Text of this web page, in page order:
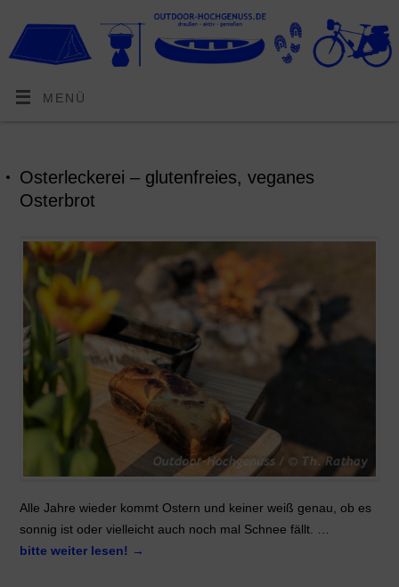
MENÜ
Osterleckerei – glutenfreies, veganes
Osterbrot
Alle Jahre wieder kommt Ostern und keiner weiß genau, ob es
sonnig ist oder vielleicht auch noch mal Schnee fällt. …
bitte weiter lesen! →